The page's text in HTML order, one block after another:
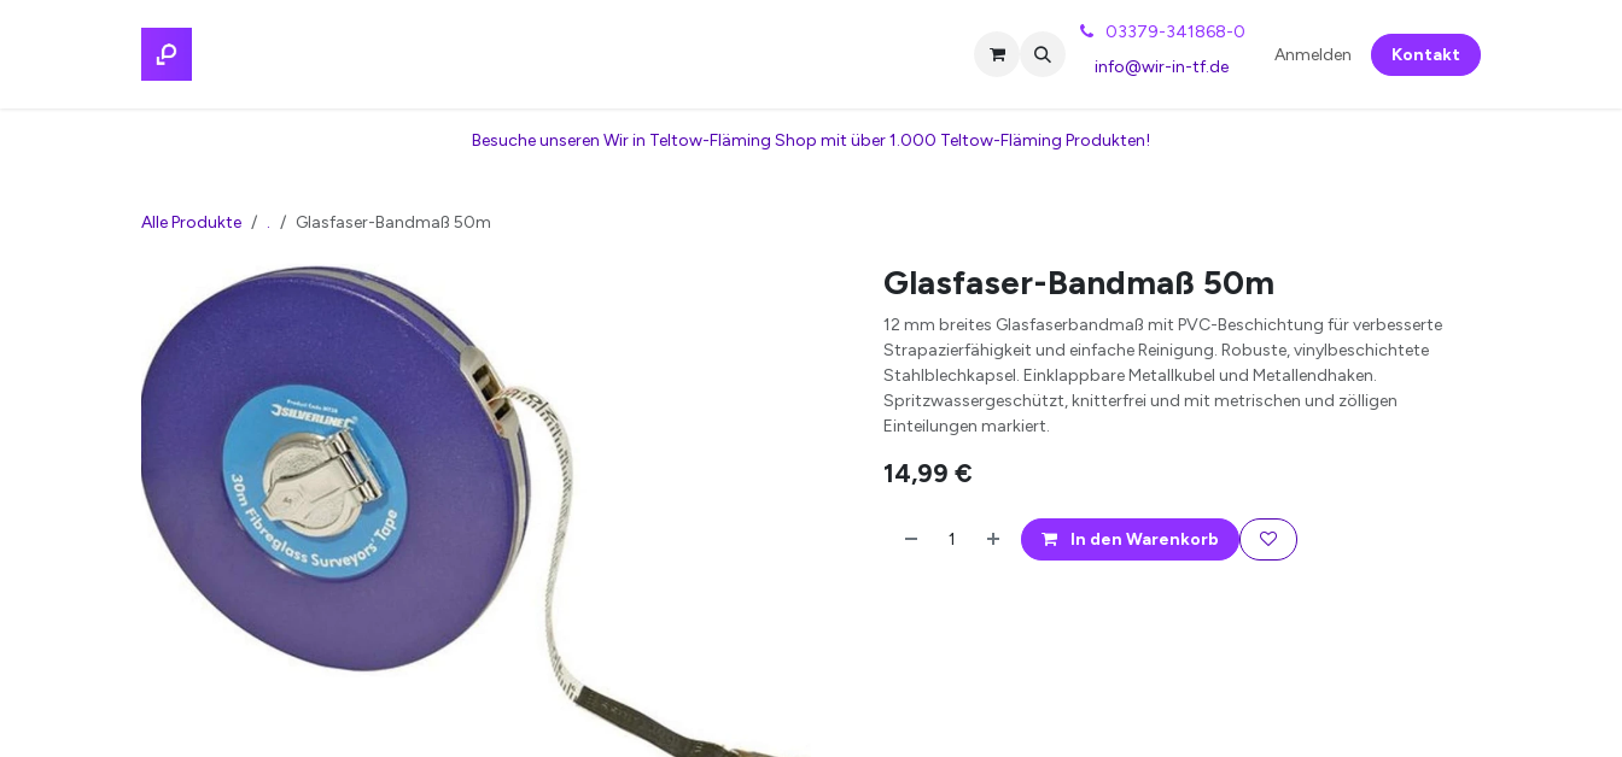
Veranstaltungen
03379-341868-0
info@wir-in-tf.de
Anmelden Kontakt
Besuche unseren Wir in Teltow-Fläming Shop mit über 1.000 Teltow-Fläming Produkten!
Alle Produkte . Glasfaser-Bandmaß 50m
Glasfaser-Bandmaß 50m
12 mm breites Glasfaserbandmaß mit PVC-Beschichtung für verbesserte
Strapazierfähigkeit und einfache Reinigung. Robuste, vinylbeschichtete
Stahlblechkapsel. Einklappbare Metallkubel und Metallendhaken.
Spritzwassergeschützt, knitterfrei und mit metrischen und zölligen
Einteilungen markiert.
14,99 €
In den Warenkorb